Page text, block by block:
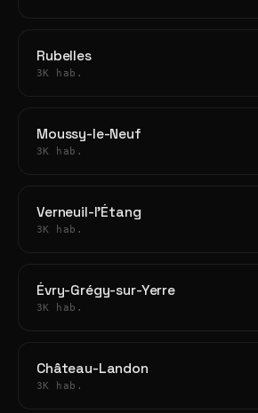
Rubelles
3K hab.
Moussy-le-Neuf
3K hab.
Verneuil-l'Étang
3K hab.
Évry-Grégy-sur-Yerre
3K hab.
Château-Landon
3K hab.